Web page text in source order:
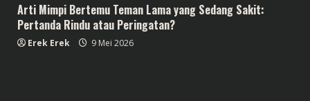
Arti Mimpi Bertemu Teman Lama yang Sedang Sakit:
Pertanda Rindu atau Peringatan?
Erek Erek 9 Mei 2026